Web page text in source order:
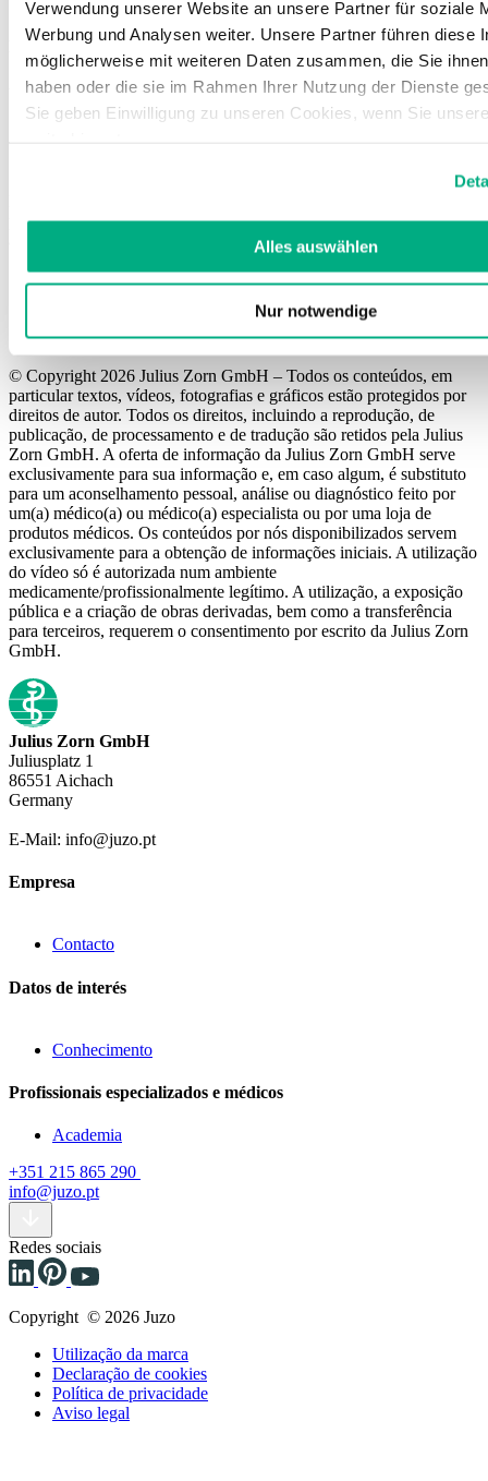
Verwendung unserer Website an unsere Partner für soziale
Werbung und Analysen weiter. Unsere Partner führen diese
möglicherweise mit weiteren Daten zusammen, die Sie
haben oder die sie im Rahmen Ihrer Nutzung der Dienste
Sie geben Einwilligung zu unseren Cookies, wenn Sie
Alles auswählen
Nur notwendige
Responsável pelo conteúdo
Anja Schettler, Direção de Marketing
processo de resolução de litígios perante um organismo de
© Copyright 2026 Julius Zorn GmbH – Todos os conteúdos, em
particular textos, vídeos, fotografias e gráficos estão protegidos por
direitos de autor. Todos os direitos, incluindo a reprodução, de
publicação, de processamento e de tradução são retidos pela Julius
Zorn GmbH. A oferta de informação da Julius Zorn GmbH serve
exclusivamente para sua informação e, em caso algum, é substituto
para um aconselhamento pessoal, análise ou diagnóstico feito por
um(a) médico(a) ou médico(a) especialista ou por uma loja de
produtos médicos. Os conteúdos por nós disponibilizados servem
exclusivamente para a obtenção de informações iniciais. A utilização
do vídeo só é autorizada num ambiente
medicamente/profissionalmente legítimo. A utilização, a exposição
pública e a criação de obras derivadas, bem como a transferência
para terceiros, requerem o consentimento por escrito da Julius Zorn
GmbH.
Julius Zorn GmbH
Juliusplatz 1
86551 Aichach
Germany
E-Mail: info@juzo.pt
Empresa
Contacto
Datos de interés
Conhecimento
Profissionais especializados e médicos
Academia
+351 215 865 290
info@juzo.pt
Redes sociais
Copyright © 2026 Juzo
Utilização da marca
Declaração de cookies
Política de privacidade
Aviso legal